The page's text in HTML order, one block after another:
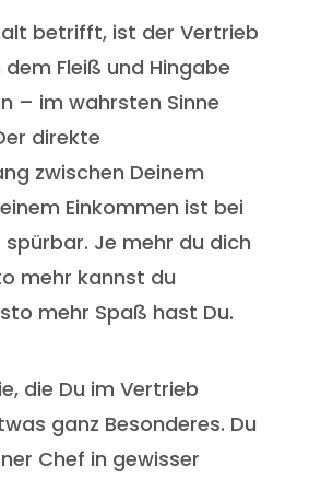
betrifft, ist der Vertrieb
dem Fleiß und Hingabe
– im wahrsten Sinne
direkte
zwischen Deinem
Einkommen ist bei
Je mehr du dich
mehr kannst du
mehr Spaß hast Du.
die Du im Vertrieb
ganz Besonderes. Du
Chef in gewisser